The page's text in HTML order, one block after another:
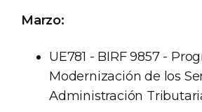
Marzo:
UE781 - BIRF 9857 -
Modernización de los
Administración